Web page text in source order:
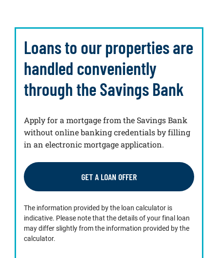
Loans to our properties are
handled conveniently
through the Savings Bank
Apply for a mortgage from the Savings Bank
without online banking credentials by filling
in an electronic mortgage application.
GET A LOAN OFFER
The information provided by the loan calculator is
indicative. Please note that the details of your final loan
may differ slightly from the information provided by the
calculator.